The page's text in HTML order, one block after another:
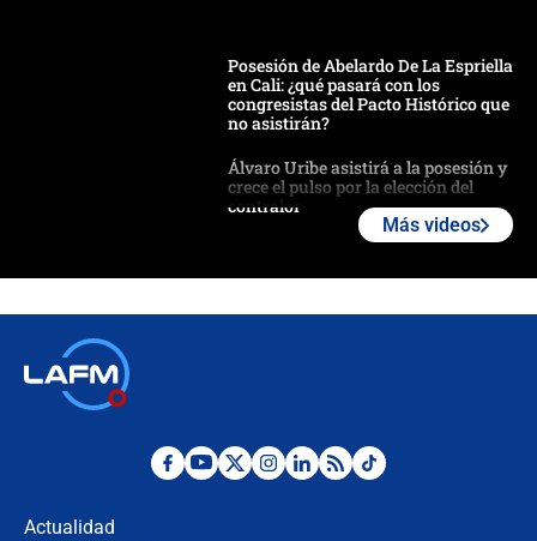
Posesión de Abelardo De La Espriella
en Cali: ¿qué pasará con los
congresistas del Pacto Histórico que
no asistirán?
Álvaro Uribe asistirá a la posesión y
crece el pulso por la elección del
contralor
Estratega de Abelardo de la Espriella
Más videos
Actualidad